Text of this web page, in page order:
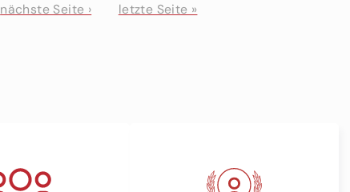
nächste Seite › letzte Seite »